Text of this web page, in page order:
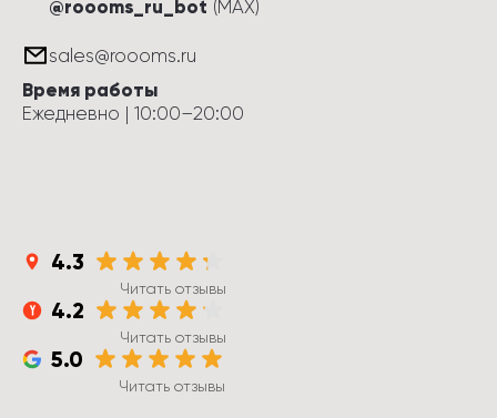
@roooms_ru_bot (MAX)
sales@roooms.ru
Время работы
Ежедневно | 10:00–20:00
4.3
Читать отзывы
4.2
Читать отзывы
5.0
Читать отзывы